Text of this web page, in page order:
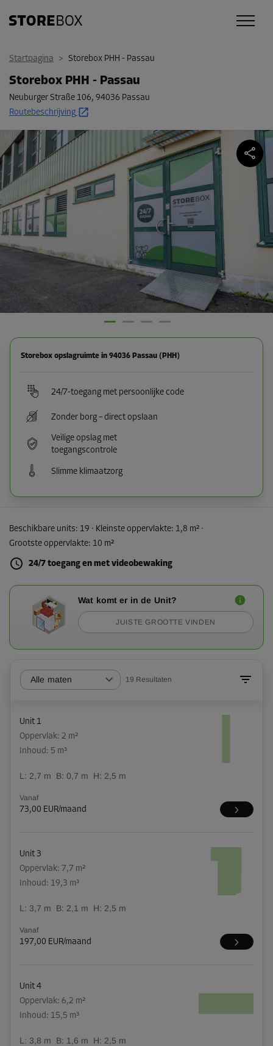
Startpagina > Storebox PHH - Passau
Storebox PHH - Passau
Neuburger Straße 106, 94036 Passau
Routebeschrijving
Storebox opslagruimte in 94036 Passau (PHH)
24/7-toegang met persoonlijke code
Zonder borg – direct opslaan
Veilige opslag met
toegangscontrole
Slimme klimaatzorg
Beschikbare units: 19 · Kleinste oppervlakte: 1,8 m² ·
Grootste oppervlakte: 10 m²
24/7 toegang en met videobewaking
Wat komt er in de Unit?
JUISTE GROOTTE VINDEN
Alle maten 19 Resultaten
Unit 1
Oppervlak: 2 m²
Inhoud: 5 m³
L: 2,7 m B: 0,7 m H: 2,5 m
Vanaf
73,00 EUR/maand
Unit 3
Oppervlak: 7,7 m²
Inhoud: 19,3 m³
L: 3,7 m B: 2,1 m H: 2,5 m
Vanaf
197,00 EUR/maand
Unit 4
Oppervlak: 6,2 m²
Inhoud: 15,5 m³
L: 3,8 m B: 1,6 m H: 2,5 m